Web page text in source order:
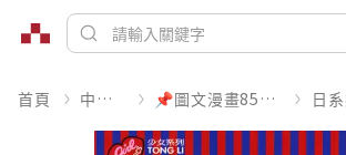
首頁 中文書 📌圖文漫畫85折起